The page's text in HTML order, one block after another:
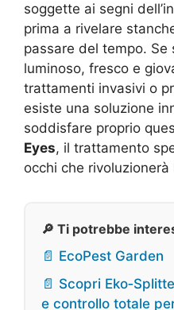
soggette ai segni
prima a rivelare
passare del tempo. Se
luminoso, fresco e
trattamenti invasivi o
esiste una soluzione
soddisfare proprio
Eyes, il trattamento
occhi che
🔎 Ti potrebbe
📄 EcoPest Garden
📄 Scopri
e controllo totale